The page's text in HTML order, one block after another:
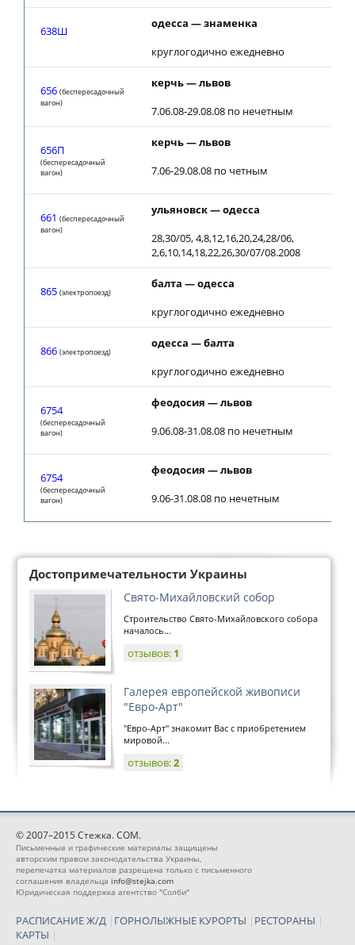
638Ш
одесса — знаменка
круглогодично ежедневно
656 (беспересадочный
вагон)
керчь — львов
7.06.08-29.08.08 по нечетным
656П
(беспересадочный
вагон)
керчь — львов
7.06-29.08.08 по четным
661 (беспересадочный
вагон)
ульяновск — одесса
28,30/05, 4,8,12,16,20,24,28/06,
2,6,10,14,18,22,26,30/07/08.2008
865 (электропоезд)
балта — одесса
круглогодично ежедневно
866 (электропоезд)
одесса — балта
круглогодично ежедневно
6754
(беспересадочный
вагон)
феодосия — львов
9.06.08-31.08.08 по нечетным
6754
(беспересадочный
вагон)
феодосия — львов
9.06-31.08.08 по нечетным
Достопримечательности Украины
Свято-Михайловский собор
Строительство Свято-Михайловского собора
началось...
отзывов: 1
Галерея европейской живописи
"Евро-Арт"
"Евро-Арт" знакомит Вас с приобретением
мировой...
отзывов:2
© 2007–2015 Стежка. COM.
Письменные и графические материалы защищены
авторским правом законодательства Украины,
перепечатка материалов разрешена только с письменного
соглашения владельца info@stejka.com
Юридическая поддержка агентство "Солби"
РАСПИСАНИЕ Ж/Д | ГОРНОЛЫЖНЫЕ КУРОРТЫ | РЕСТОРАНЫ |
КАРТЫ |